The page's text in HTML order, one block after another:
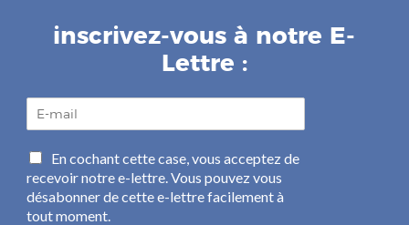
inscrivez-vous à notre E-
Lettre :
a
i
l
*
C
a
s
e
En cochant cette case, vous acceptez de
recevoir notre e-lettre. Vous pouvez vous
désabonner de cette e-lettre facilement à
tout moment.